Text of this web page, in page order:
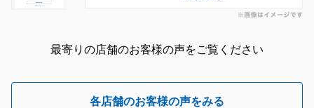
最寄りの店舗のお客様の声をご覧ください
各店舗のお客様の声をみる